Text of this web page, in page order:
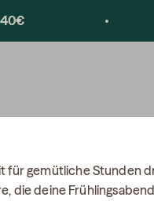
40€
für gemütliche Stunden
die deine